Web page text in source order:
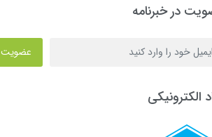
در خبرنامه
عضویت
الکترونیکی